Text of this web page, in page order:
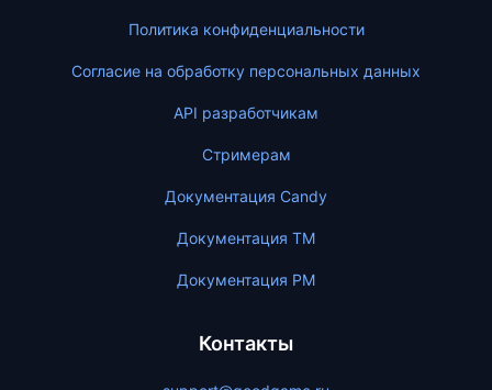
Политика конфиденциальности
Согласие на обработку персональных данных
API разработчикам
Стримерам
Документация Candy
Документация ТМ
Документация PM
Контакты